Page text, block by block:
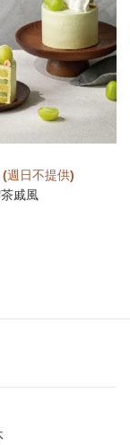
週日不提供)
戚風